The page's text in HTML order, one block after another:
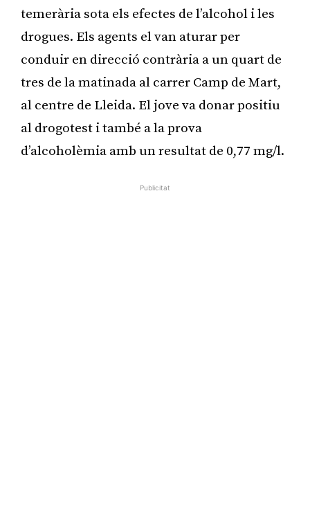
temerària sota els efectes de l’alcohol i les
drogues. Els agents el van aturar per
conduir en direcció contrària a un quart de
tres de la matinada al carrer Camp de Mart,
al centre de Lleida. El jove va donar positiu
al drogotest i també a la prova
d’alcoholèmia amb un resultat de 0,77 mg/l.
Publicitat